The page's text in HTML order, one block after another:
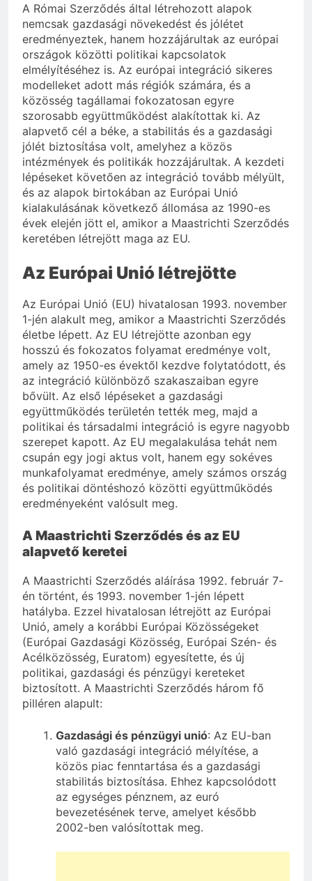
A Római Szerződés által létrehozott alapok
nemcsak gazdasági növekedést és jólétet
eredményeztek, hanem hozzájárultak az európai
országok közötti politikai kapcsolatok
elmélyítéséhez is. Az európai integráció sikeres
modelleket adott más régiók számára, és a
közösség tagállamai fokozatosan egyre
szorosabb együttműködést alakítottak ki. Az
alapvető cél a béke, a stabilitás és a gazdasági
jólét biztosítása volt, amelyhez a közös
intézmények és politikák hozzájárultak. A kezdeti
lépéseket követően az integráció tovább mélyült,
és az alapok birtokában az Európai Unió
kialakulásának következő állomása az 1990-es
évek elején jött el, amikor a Maastrichti Szerződés
keretében létrejött maga az EU.
Az Európai Unió létrejötte
Az Európai Unió (EU) hivatalosan 1993. november
1-jén alakult meg, amikor a Maastrichti Szerződés
életbe lépett. Az EU létrejötte azonban egy
hosszú és fokozatos folyamat eredménye volt,
amely az 1950-es évektől kezdve folytatódott, és
az integráció különböző szakaszaiban egyre
bővült. Az első lépéseket a gazdasági
együttműködés területén tették meg, majd a
politikai és társadalmi integráció is egyre nagyobb
szerepet kapott. Az EU megalakulása tehát nem
csupán egy jogi aktus volt, hanem egy sokéves
munkafolyamat eredménye, amely számos ország
és politikai döntéshozó közötti együttműködés
eredményeként valósult meg.
A Maastrichti Szerződés és az EU
alapvető keretei
A Maastrichti Szerződés aláírása 1992. február 7-
én történt, és 1993. november 1-jén lépett
hatályba. Ezzel hivatalosan létrejött az Európai
Unió, amely a korábbi Európai Közösségeket
(Európai Gazdasági Közösség, Európai Szén- és
Acélközösség, Euratom) egyesítette, és új
politikai, gazdasági és pénzügyi kereteket
biztosított. A Maastrichti Szerződés három fő
pilléren alapult:
Gazdasági és pénzügyi unió: Az EU-ban
való gazdasági integráció mélyítése, a
közös piac fenntartása és a gazdasági
stabilitás biztosítása. Ehhez kapcsolódott
az egységes pénznem, az euró
bevezetésének terve, amelyet később
2002-ben valósítottak meg.